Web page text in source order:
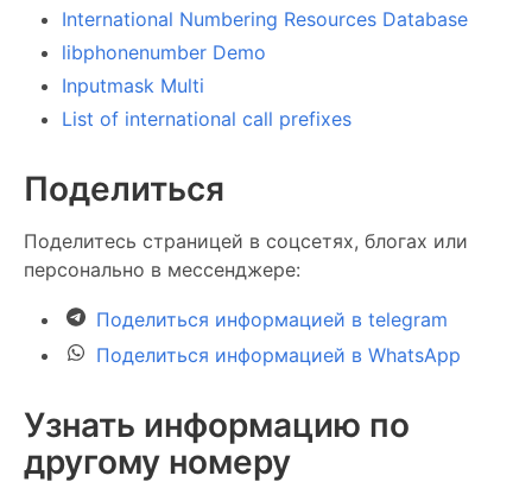
International Numbering Resources Database
libphonenumber Demo
Inputmask Multi
List of international call prefixes
Поделиться
Поделитесь страницей в соцсетях, блогах или
персонально в мессенджере:
Поделиться информацией в telegram
Поделиться информацией в WhatsApp
Узнать информацию по
другому номеру